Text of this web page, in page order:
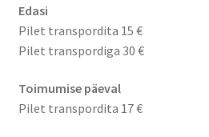
Edasi
Pilet transpordita 15 €
Pilet transpordiga 30 €
Toimumise päeval
Pilet transpordita 17 €